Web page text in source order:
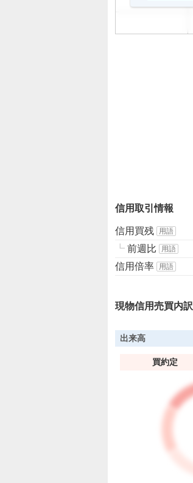
信用取引情報
信用買残 用語
┗ 前週比 用語
信用倍率 用語
現物信用売買内訳
出来高
買約定